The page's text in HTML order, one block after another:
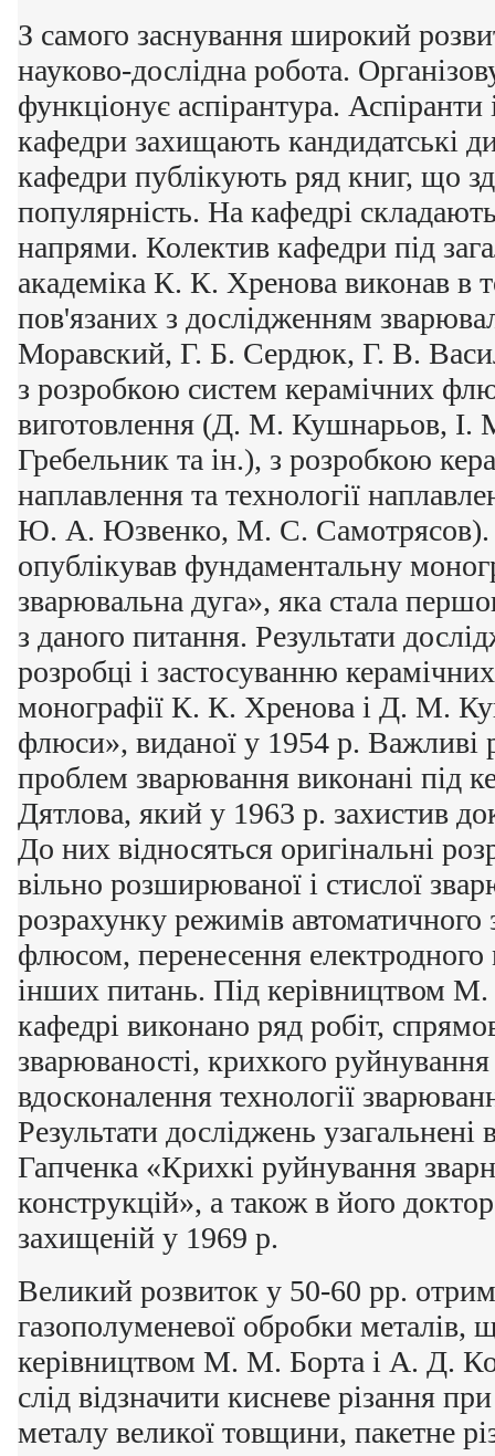
З самого заснування широкий
науково-дослідна робота.
функціонує аспірантура. Аспіранти
кафедри захищають кандидатські
кафедри публікують ряд книг, що
популярність. На кафедрі
напрями. Колектив кафедри під
академіка К. К. Хренова виконав в
пов'язаних з дослідженням
Моравский, Г. Б. Сердюк, Г. В.
з розробкою систем керамічних
виготовлення (Д. М. Кушнарьов,
Гребельник та ін.), з розробкою
наплавлення та технології
Ю. А. Юзвенко, М. С. Самотрясов).
опублікував фундаментальну
зварювальна дуга», яка стала
з даного питання. Результати
розробці і застосуванню
монографії К. К. Хренова і Д. М.
флюси», виданої у 1954 р. Важливі
проблем зварювання виконані під
Дятлова, який у 1963 р. захистив
До них відносяться оригінальні
вільно розширюваної і стислої
розрахунку режимів автоматичного
флюсом, перенесення електродного
інших питань. Під керівництвом
кафедрі виконано ряд робіт,
зварюваності, крихкого руйнування
вдосконалення технології
Результати досліджень
Гапченка «Крихкі руйнування
конструкцій», а також в його
захищеній у 1969 р.
Великий розвиток у 50-60 рр.
газополуменевої обробки металів,
керівництвом М. М. Борта і А. Д.
слід відзначити кисневе різання
металу великої товщини, пакетне